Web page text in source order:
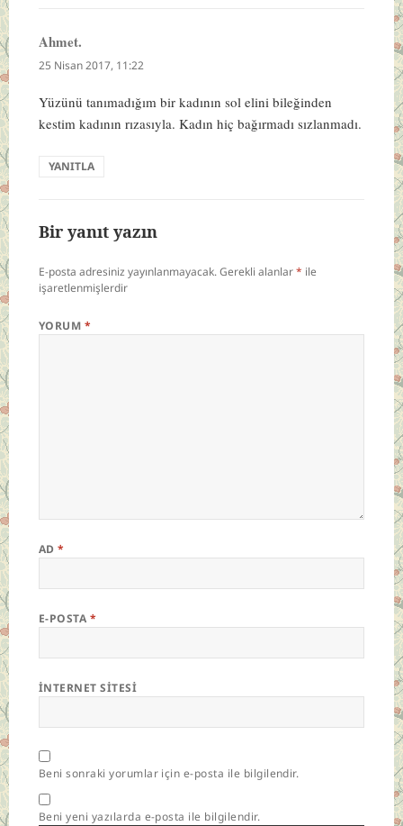
Ahmet.
ki:
25 Nisan 2017, 11:22
Yüzünü tanımadığım bir kadının sol elini bileğinden
kestim kadının rızasıyla. Kadın hiç bağırmadı sızlanmadı.
YANITLA
Bir yanıt yazın
E-posta adresiniz yayınlanmayacak.Gerekli alanlar* ile
işaretlenmişlerdir
YORUM *
AD*
E-POSTA *
İNTERNET SITESI
Beni sonraki yorumlar için e-posta ile bilgilendir.
Beni yeni yazılarda e-posta ile bilgilendir.